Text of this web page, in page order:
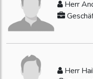
29.07.2024
zeigt ihr E-
13.06.2024
eDNA vor
17.05.2024
Herr
Herr